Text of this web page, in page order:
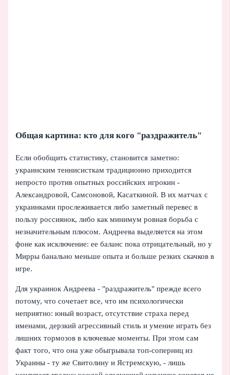
Общая картина: кто для кого "раздражитель"
Если обобщить статистику, становится заметно:
украинским теннисисткам традиционно приходится
непросто против опытных российских игрокин -
Александровой, Самсоновой, Касаткиной. В их матчах с
украинками прослеживается либо заметный перевес в
пользу россиянок, либо как минимум ровная борьба с
незначительным плюсом. Андреева выделяется на этом
фоне как исключение: ее баланс пока отрицательный, но у
Мирры банально меньше опыта и больше резких скачков в
игре.
Для украинок Андреева - "раздражитель" прежде всего
потому, что сочетает все, что им психологически
неприятно: юный возраст, отсутствие страха перед
именами, дерзкий агрессивный стиль и умение играть без
лишних тормозов в ключевые моменты. При этом сам
факт того, что она уже обыгрывала топ-соперниц из
Украины - ту же Свитолину и Ястремскую, - лишь